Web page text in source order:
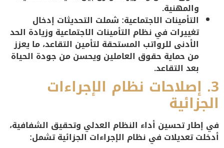
والمهنية.
التأمينات الاجتماعية: شملت التحديثات إدخال
تغييرات في نظام التأمينات الاجتماعية وزيادة الحد
الأدنى للرواتب المستحقة لتأمين التقاعد، ما يعزز
من حماية حقوق العاملين ويحسن من جودة الحياة
بعد التقاعد.
3. إصلاحات نظام الإجراءات
الجزائية
في إطار تحسين أداء النظام العدلي وتحقيق الشفافية،
أدخلت تعديلات في نظام الإجراءات الجزائية تشمل: